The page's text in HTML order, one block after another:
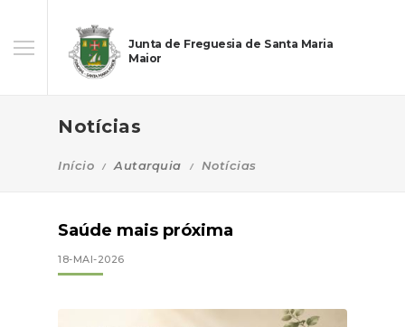
Junta de Freguesia de Santa Maria
Maior
Notícias
Início Autarquia Notícias
Saúde mais próxima
18-MAI-2026